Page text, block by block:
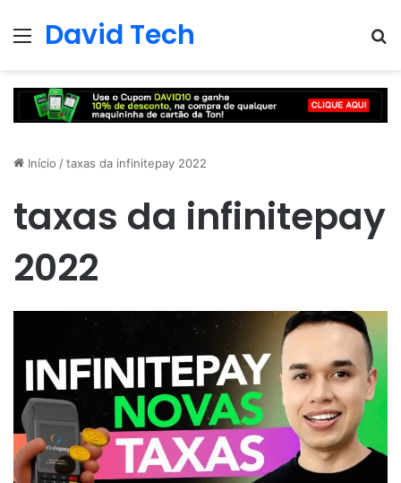
Menu
David Tech
Início /taxas da infinitepay 2022
taxas da infinitepay
2022